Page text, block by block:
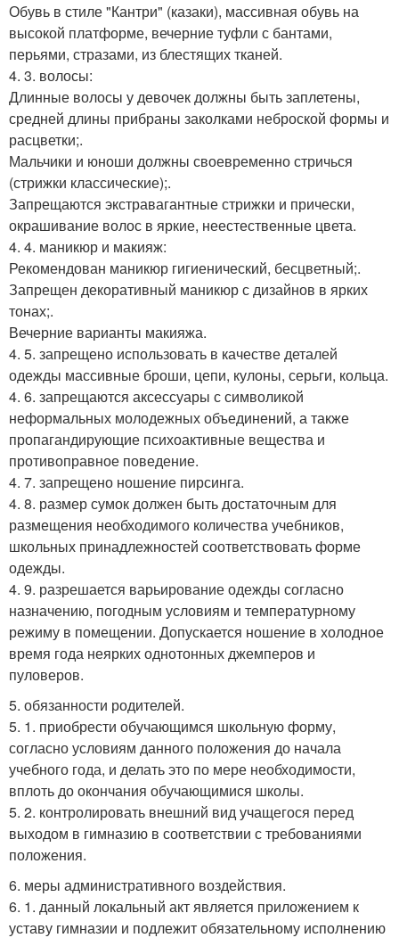
Обувь в стиле "Кантри" (казаки), массивная обувь на
высокой платформе, вечерние туфли с бантами,
перьями, стразами, из блестящих тканей.
4. 3. волосы:
Длинные волосы у девочек должны быть заплетены,
средней длины прибраны заколками неброской формы и
расцветки;.
Мальчики и юноши должны своевременно стричься
(стрижки классические);.
Запрещаются экстравагантные стрижки и прически,
окрашивание волос в яркие, неестественные цвета.
4. 4. маникюр и макияж:
Рекомендован маникюр гигиенический, бесцветный;.
Запрещен декоративный маникюр с дизайнов в ярких
тонах;.
Вечерние варианты макияжа.
4. 5. запрещено использовать в качестве деталей
одежды массивные броши, цепи, кулоны, серьги, кольца.
4. 6. запрещаются аксессуары с символикой
неформальных молодежных объединений, а также
пропагандирующие психоактивные вещества и
противоправное поведение.
4. 7. запрещено ношение пирсинга.
4. 8. размер сумок должен быть достаточным для
размещения необходимого количества учебников,
школьных принадлежностей соответствовать форме
одежды.
4. 9. разрешается варьирование одежды согласно
назначению, погодным условиям и температурному
режиму в помещении. Допускается ношение в холодное
время года неярких однотонных джемперов и
пуловеров.
5. обязанности родителей.
5. 1. приобрести обучающимся школьную форму,
согласно условиям данного положения до начала
учебного года, и делать это по мере необходимости,
вплоть до окончания обучающимися школы.
5. 2. контролировать внешний вид учащегося перед
выходом в гимназию в соответствии с требованиями
положения.
6. меры административного воздействия.
6. 1. данный локальный акт является приложением к
уставу гимназии и подлежит обязательному исполнению